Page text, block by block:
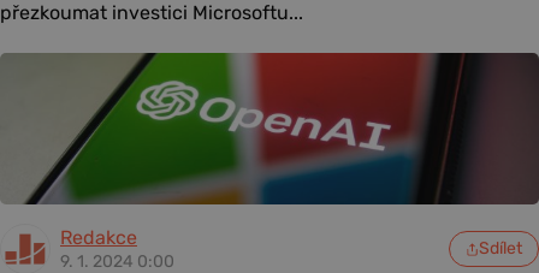
přezkoumat investici Microsoftu...
Redakce
9. 1. 2024 0:00
Sdílet